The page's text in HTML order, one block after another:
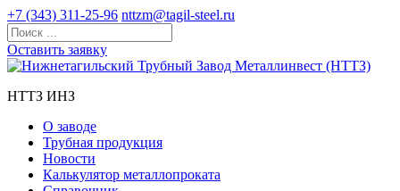
+7 (343) 311-25-96 nttzm@tagil-steel.ru
Оставить заявку
НТТЗ ИНЗ
О заводе
Трубная продукция
Новости
Калькулятор металлопроката